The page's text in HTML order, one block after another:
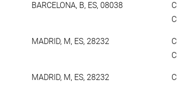
BARCELONA, B, ES, 08038
MADRID, M, ES, 28232
MADRID, M, ES, 28232